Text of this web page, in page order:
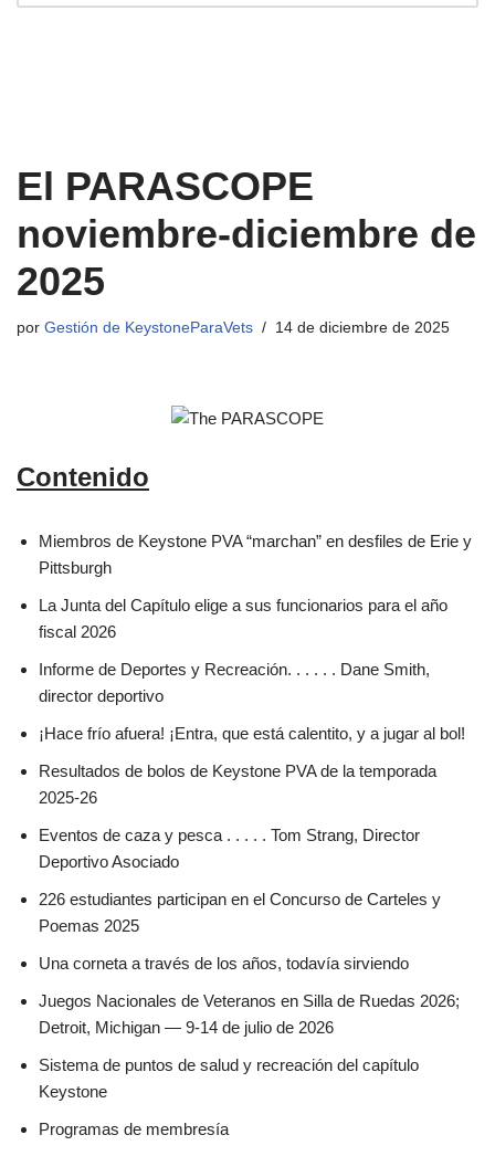
El PARASCOPE
noviembre-diciembre de
2025
por Gestión de KeystoneParaVets 14 de diciembre de 2025
Contenido
Miembros de Keystone PVA “marchan” en desfiles de Erie y
Pittsburgh
La Junta del Capítulo elige a sus funcionarios para el año
fiscal 2026
Informe de Deportes y Recreación. . . . . . Dane Smith,
director deportivo
¡Hace frío afuera! ¡Entra, que está calentito, y a jugar al bol!
Resultados de bolos de Keystone PVA de la temporada
2025-26
Eventos de caza y pesca . . . . . Tom Strang, Director
Deportivo Asociado
226 estudiantes participan en el Concurso de Carteles y
Poemas 2025
Una corneta a través de los años, todavía sirviendo
Juegos Nacionales de Veteranos en Silla de Ruedas 2026;
Detroit, Michigan — 9-14 de julio de 2026
Sistema de puntos de salud y recreación del capítulo
Keystone
Programas de membresía